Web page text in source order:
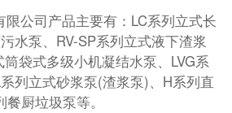
公司产品主要有：LC系列立式长
水泵、RV-SP系列立式液下渣浆
袋式多级小机凝结水泵、LVG系
列立式砂浆泵(渣浆泵)、H系列直
厨垃圾泵等。